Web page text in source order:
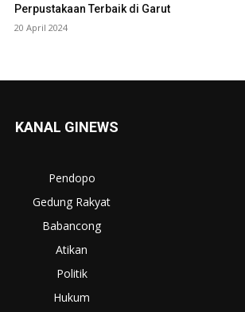
Perpustakaan Terbaik di Garut
20 April 2024
KANAL GINEWS
Pendopo
Gedung Rakyat
Babancong
Atikan
Politik
Hukum